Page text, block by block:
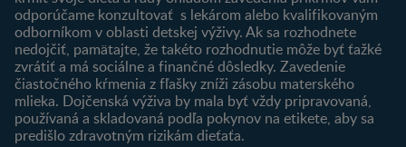
odporúčame konzultovať s lekárom alebo kvalifikovaným
odborníkom v oblasti detskej výživy. Ak sa rozhodnete
nedojčiť, pamätajte, že takéto rozhodnutie môže byť ťažké
zvrátiť a má sociálne a finančné dôsledky. Zavedenie
čiastočného kŕmenia z fľašky zníži zásobu materského
mlieka. Dojčenská výživa by mala byť vždy pripravovaná,
používaná a skladovaná podľa pokynov na etikete, aby sa
predišlo zdravotným rizikám dieťaťa.